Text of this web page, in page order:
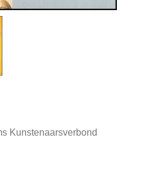
Kunstenaarsverbond